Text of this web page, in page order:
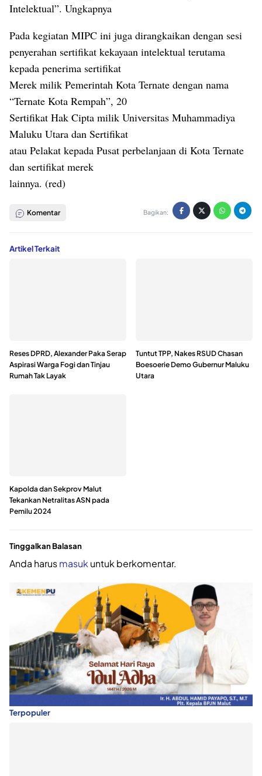
Intelektual”. Ungkapnya
Pada kegiatan MIPC ini juga dirangkaikan dengan sesi
penyerahan sertifikat kekayaan intelektual terutama
kepada penerima sertifikat
Merek milik Pemerintah Kota Ternate dengan nama
“Ternate Kota Rempah”, 20
Sertifikat Hak Cipta milik Universitas Muhammadiya
Maluku Utara dan Sertifikat
atau Pelakat kepada Pusat perbelanjaan di Kota Ternate
dan sertifikat merek
lainnya. (red)
Komentar Bagikan:
Artikel Terkait
Reses DPRD, Alexander Paka Serap
Aspirasi Warga Fogi dan Tinjau
Rumah Tak Layak
Tuntut TPP, Nakes RSUD Chasan
Boesoerie Demo Gubernur Maluku
Utara
Kapolda dan Sekprov Malut
Tekankan Netralitas ASN pada
Pemilu 2024
Tinggalkan Balasan
Anda harusmasuk untuk berkomentar.
Terpopuler